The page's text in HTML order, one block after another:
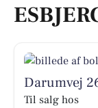
Darumvej
Til salg hos